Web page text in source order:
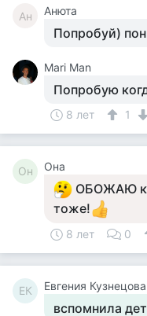
Ан Анюта
Попробуй)
Mari Man
Попробую
8 лет 1
Он Она
ОБОЖАЮ
тоже!
8 лет 0
ЕК Евгения Кузнецова
вспомнила